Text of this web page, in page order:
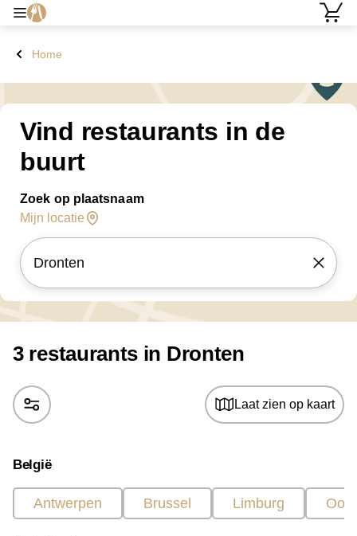
Home
Vind restaurants in de
buurt
Zoek op plaatsnaam
Mijn locatie
3 restaurants in Dronten
Laat zien op kaart
België
Antwerpen Brussel Limburg